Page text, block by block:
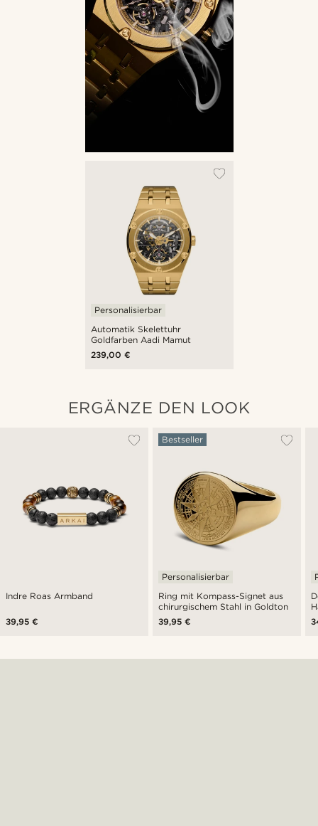
Automatik Skelettuhr
Goldfarben Aadi Mamut
Personalisierbar
239,00 €
ERGÄNZE DEN LOOK
Indre Roas Armband
39,95 €
Ring mit Kompass-Signet aus
chirurgischem Stahl in Goldton
Bestseller
Personalisierbar
39,95 €